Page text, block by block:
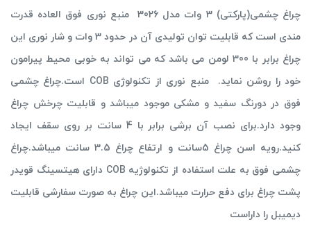
چراغ چشمی(پارکتی) 3 وات مدل 3026 منبع نوری فوق العاده قدرت
مندی است که قابلیت توان تولیدی آن در حدود 3 وات و شار نوری این
چراغ برابر با 300 لومن می باشد که می تواند به خوبی محیط پیرامون
خود را روشن نماید. منبع نوری از تکنولوژی COB است.چراغ چشمی
فوق در دورنگ سفید و مشکی موجود میباشد و قابلیت چرخش چراغ
وجود دارد.برای نصب آن برشی برابر با 4 سانت بر روی سقف ایجاد
کنید.رویه اسن چراغ 5سانت و ارتفاع چراغ 3.5 سانت میباشد.چراغ
چشمی فوق به علت استفاده از تکنولوژیه COB دارای هیتسینگ قویدر
پشت چراغ برای دفع حرارت میباشد.این چراغ به صورت سفارشی قابلیت
دیمیبل را داراست